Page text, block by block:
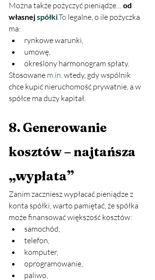
Można także pożyczyć pieniądze… od
własnej spółki.To legalne, o ile pożyczka
ma:
rynkowe warunki,
umowę,
określony harmonogram spłaty.
Stosowane m.in. wtedy, gdy wspólnik
chce kupić nieruchomość prywatnie, a w
spółce ma duży kapitał.
8. Generowanie
kosztów – najtańsza
„wypłata”
Zanim zaczniesz wypłacać pieniądze z
konta spółki, warto pamiętać, że spółka
może finansować większość kosztów:
samochód,
telefon,
komputer,
oprogramowanie,
paliwo,